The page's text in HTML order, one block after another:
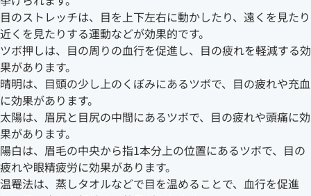
目のストレッチは、目を上下左右に動かしたり、遠くを見たり
近くを見たりする運動などが効果的です。
ツボ押しは、目の周りの血行を促進し、目の疲れを軽減する効
果があります。
晴明は、目頭の少し上のくぼみにあるツボで、目の疲れや充血
に効果があります。
太陽は、眉尻と目尻の中間にあるツボで、目の疲れや頭痛に効
果があります。
陽白は、眉毛の中央から指1本分上の位置にあるツボで、目の
疲れや眼精疲労に効果があります。
温罨法は、蒸しタオルなどで目を温めることで、血行を促進